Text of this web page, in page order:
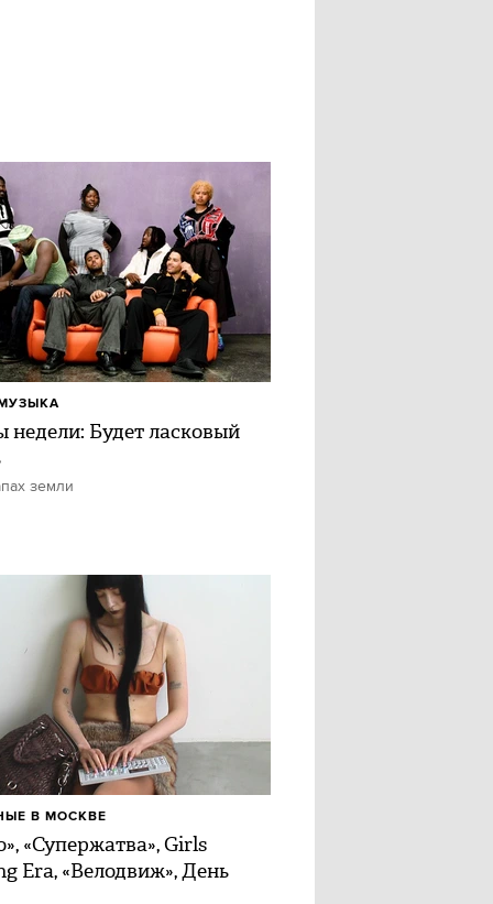
недели: Будет ласковый
земли
«Супержатва», Girls
Era, «Велодвиж», День
В МОСКВЕ